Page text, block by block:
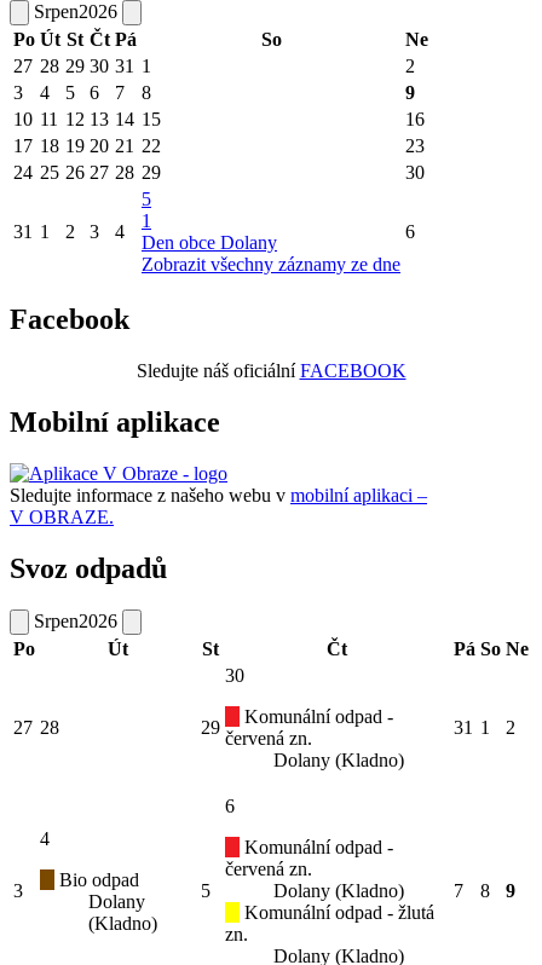
Srpen2026
Po Út St Čt Pá So
Ne
27 28 29 30 31 1
2
3
4 5 6 7 8
9
10 11 12 13 14 15
16
17 18 19 20 21 22
23
24 25 26 27 28 29 30
31 1 2 3 4
5
1
Den obce Dolany
Zobrazit všechny záznamy ze dne
6
Facebook
Sledujte náš oficiálníFACEBOOK
Mobilní aplikace
Sledujte informace z našeho webu v mobilní aplikaci –
V OBRAZE.
Svoz odpadů
Srpen2026
Po
Út St Čt Pá So Ne
27 28 29
30
Komunální odpad -
červená zn.
Dolany (Kladno)
31 1 2
3
4
Bio odpad
Dolany
(Kladno)
5
6
Komunální odpad -
červená zn.
Dolany (Kladno)
Komunální odpad - žlutá
zn.
Dolany (Kladno)
7 8 9